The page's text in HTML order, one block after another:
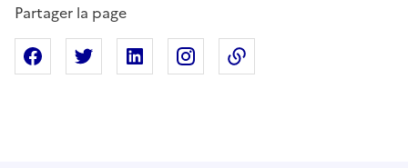
Partager la page
Partager sur Facebook
Partager sur XPartager sur Linkedin
Partager sur Instagram